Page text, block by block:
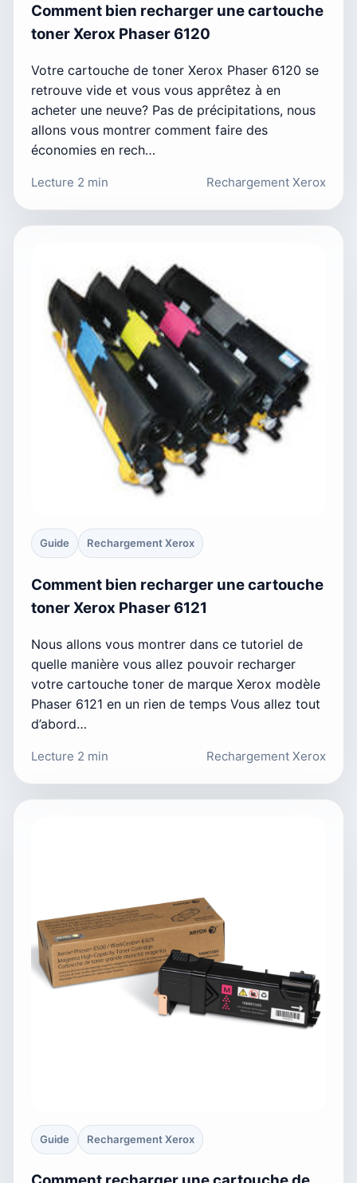
Comment bien recharger une cartouche
toner Xerox Phaser 6120
Votre cartouche de toner Xerox Phaser 6120 se
retrouve vide et vous vous apprêtez à en
acheter une neuve? Pas de précipitations, nous
allons vous montrer comment faire des
économies en rech…
Lecture 2 min Rechargement Xerox
Guide Rechargement Xerox
Comment bien recharger une cartouche
toner Xerox Phaser 6121
Nous allons vous montrer dans ce tutoriel de
quelle manière vous allez pouvoir recharger
votre cartouche toner de marque Xerox modèle
Phaser 6121 en un rien de temps Vous allez tout
d’abord…
Lecture 2 min Rechargement Xerox
Guide Rechargement Xerox